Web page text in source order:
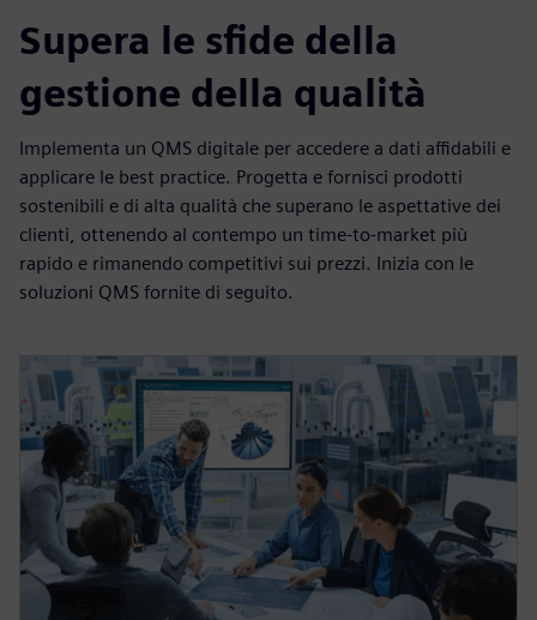
Supera le sfide della
gestione della qualità
Implementa un QMS digitale per accedere a dati affidabili e
applicare le best practice. Progetta e fornisci prodotti
sostenibili e di alta qualità che superano le aspettative dei
clienti, ottenendo al contempo un time-to-market più
rapido e rimanendo competitivi sui prezzi. Inizia con le
soluzioni QMS fornite di seguito.